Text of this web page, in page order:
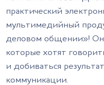
практический
мультимедийный
деловом общении»! Он
которые хотят
и добиваться
коммуникации.